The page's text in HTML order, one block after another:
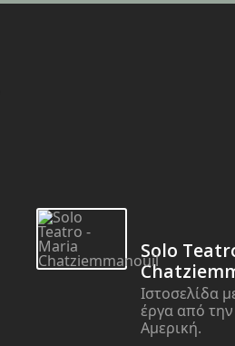
Solo
Ιστοσελίδα
έργα από την
Αμερική.